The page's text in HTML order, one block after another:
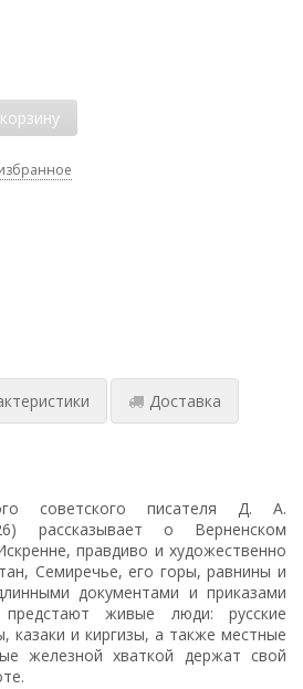
Доставка
советского писателя Д. А.
рассказывает о Верненском
правдиво и художественно
Семиречье, его горы, равнины и
документами и приказами
живые люди: русские
казаки и киргизы, а также местные
железной хваткой держат свой